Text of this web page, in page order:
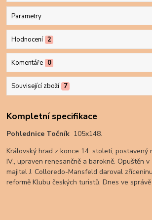
Parametry
Hodnocení 2
Komentáře 0
Související zboží 7
Kompletní specifikace
Pohlednice Točník 105x148.
Královský hrad z konce 14. století, postavený
IV., upraven renesančně a barokně. Opuštěn
majitel J. Colloredo-Mansfeld daroval
reformě Klubu českých turistů. Dnes ve správě